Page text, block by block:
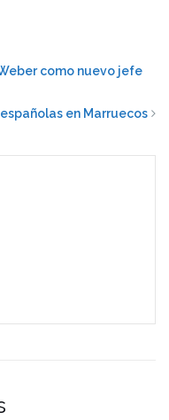
como nuevo jefe
en Marruecos